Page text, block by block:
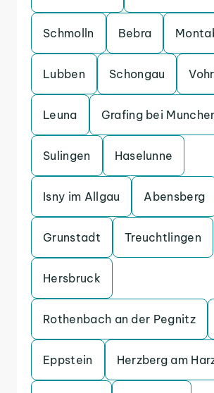
Schmolln Bebra
Lubben Schongau
Leuna Grafing bei
Sulingen Haselunne
Isny im Allgau Abensberg
Grunstadt Treuchtlingen
Hersbruck
Rothenbach an der Pegnitz
Eppstein Herzberg am